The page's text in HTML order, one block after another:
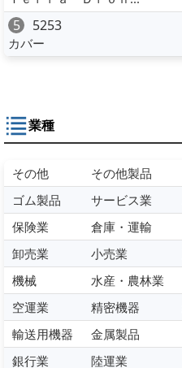
5
5253
カバー
業種
その他 その他製品
ゴム製品
サービス業
保険業
倉庫・運輸
卸売業
小売業
機械
水産・農林業
空運業
精密機器
輸送用機器
金属製品
銀行業
陸運業